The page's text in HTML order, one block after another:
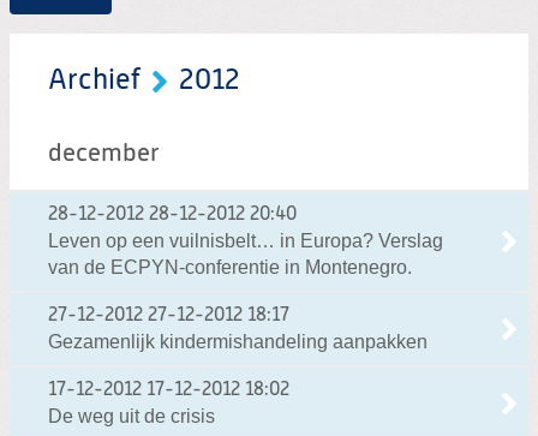
Archief 2012
december
28-12-2012 28-12-2012 20:40
Leven op een vuilnisbelt… in Europa? Verslag
van de ECPYN-conferentie in Montenegro.
27-12-2012 27-12-2012 18:17
Gezamenlijk kindermishandeling aanpakken
17-12-2012 17-12-2012 18:02
De weg uit de crisis